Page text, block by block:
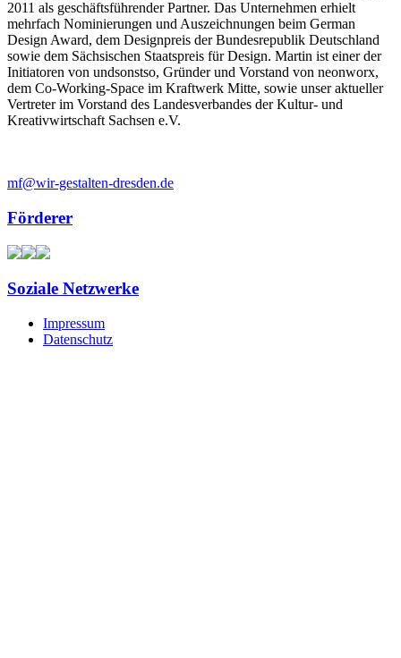
2011 als geschäftsführender Partner. Das Unternehmen erhielt
mehrfach Nominierungen und Auszeichnungen beim German
Design Award, dem Designpreis der Bundesrepublik Deutschland
sowie dem Sächsischen Staatspreis für Design. Martin ist einer der
Initiatoren von undsonstso, Gründer und Vorstand von neonworx,
dem Co-Working-Space im Kraftwerk Mitte, sowie unser aktueller
Vertreter im Vorstand des Landesverbandes der Kultur- und
Kreativwirtschaft Sachsen e.V.
mf@wir-gestalten-dresden.de
Förderer
Soziale Netzwerke
Impressum
Datenschutz